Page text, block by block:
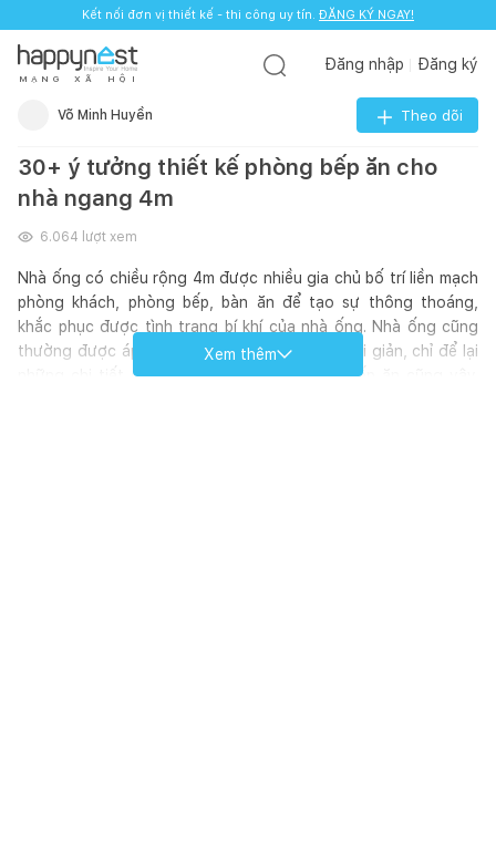
Kết nối đơn vị thiết kế - thi công uy tín. ĐĂNG KÝ NGAY!
M Ạ N G X Ã H Ộ I
Đăng nhập Đăng ký
Võ Minh Huyền Theo dõi
30+ ý tưởng thiết kế phòng bếp ăn cho
nhà ngang 4m
6.064 lượt xem
Nhà ống có chiều rộng 4m được nhiều gia chủ bố trí liền mạch
phòng khách, phòng bếp, bàn ăn để tạo sự thông thoáng,
khắc phục được tình trạng bí khí của nhà ống. Nhà ống cũng
thường được áp dụng phong cách hiện đại, tối giản, chỉ để lại
những chi tiết cần thiết và khu vực phòng bếp ăn cũng vậy.
Xem thêm